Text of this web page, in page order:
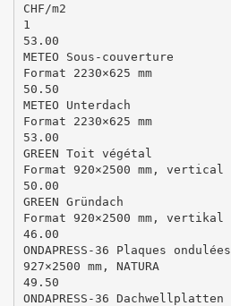
CHF/m2
1
53.00
METEO Sous-couverture
Format 2230×625 mm
50.50
METEO Unterdach
Format 2230×625 mm
53.00
GREEN Toit végétal
Format 920×2500 mm, vertical
50.00
GREEN Gründach
Format 920×2500 mm, vertikal
46.00
ONDAPRESS-36 Plaques ondulées
927×2500 mm, NATURA
49.50
ONDAPRESS-36 Dachwellplatten